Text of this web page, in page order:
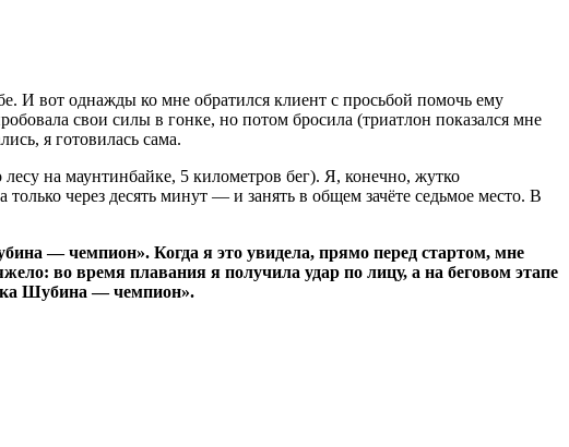
И вот однажды ко мне обратился клиент с просьбой помочь ему
свои силы в гонке, но потом бросила (триатлон показался мне
я готовилась сама.
на маунтинбайке, 5 километров бег). Я, конечно, жутко
через десять минут — и занять в общем зачёте седьмое место. В
— чемпион». Когда я это увидела, прямо перед стартом, мне
во время плавания я получила удар по лицу, а на беговом этапе
Шубина — чемпион».